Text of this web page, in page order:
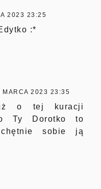
2023 23:25
:*
MARCA 2023 23:35
o tej kuracji
Ty Dorotko to
sobie ją